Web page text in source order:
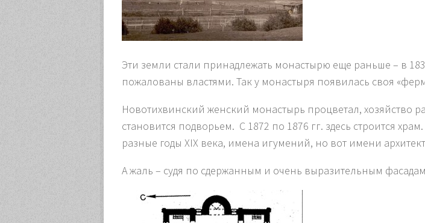
Эти земли стали принадлежать монастырю еще раньше – в
пожалованы властями. Так у монастыря появилась своя
Новотихвинский женский монастырь процветал, хозяйство
становится подворьем. С 1872 по 1876 гг. здесь строится
разные годы XIX века, имена игумений, но вот имени
А жаль – судя по сдержанным и очень выразительным